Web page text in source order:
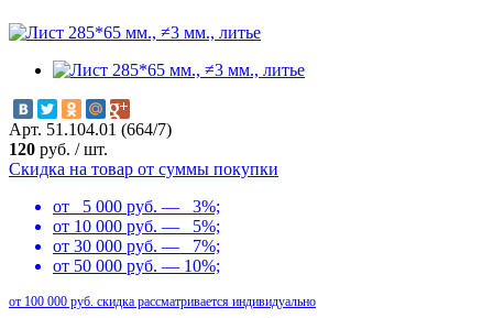
Арт. 51.104.01 (664/7)
120 руб. /шт.
Скидка на товар от суммы покупки
от 5 000 руб. — 3%;
от 10 000 руб. — 5%;
от 30 000 руб. — 7%;
от 50 000 руб. — 10%;
от 100 000 руб. скидка рассматривается индивидуально